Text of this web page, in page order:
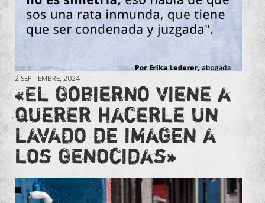
2 SEPTIEMBRE, 2024
«El gobierno viene a
querer hacerle un
lavado de imagen a
los genocidas»